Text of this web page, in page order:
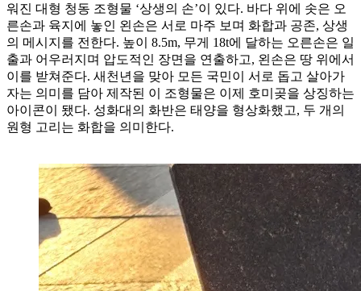
워진 대형 청동 조형물 ‘상생의 손’이 있다. 바다 위에 솟은 오
른손과 육지에 놓인 왼손은 서로 마주 보며 화합과 공존, 상생
의 메시지를 전한다. 높이 8.5m, 무게 18t에 달하는 오른손은 일
출과 어우러지며 압도적인 장면을 연출하고, 왼손은 땅 위에서
이를 받쳐준다. 새천년을 맞아 모든 국민이 서로 돕고 살아가
자는 의미를 담아 제작된 이 조형물은 이제 호미곶을 상징하는
아이콘이 됐다. 성화대의 화반은 태양을 형상화했고, 두 개의
원형 고리는 화합을 의미한다.